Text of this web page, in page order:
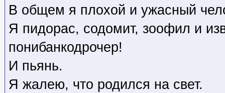
В общем я плохой и ужасный
Я пидорас, содомит, зоофил и
понибанкодрочер!
И пьянь.
Я жалею, что родился на свет.